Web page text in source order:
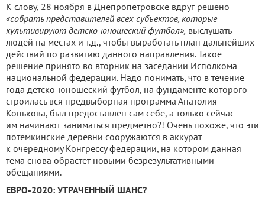
К слову, 28 ноября в Днепропетровске вдруг решено
«собрать представителей всех субъектов, которые
культивируют детско-юношеский футбол», выслушать
людей на местах и т.д., чтобы выработать план дальнейших
действий по развитию данного направления. Такое
решение принято во вторник на заседании Исполкома
национальной федерации. Надо понимать, что в течение
года детско-юношеский футбол, на фундаменте которого
строилась вся предвыборная программа Анатолия
Конькова, был предоставлен сам себе, а только сейчас
им начинают заниматься предметно?! Очень похоже, что эти
потемкинские деревни сооружаются в аккурат
к очередному Конгрессу федерации, на котором данная
тема снова обрастет новыми безрезультативными
обещаниями.
ЕВРО-2020: УТРАЧЕННЫЙ ШАНС?